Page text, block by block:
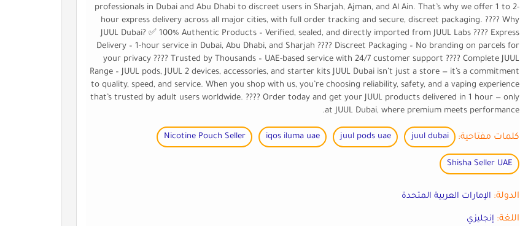
professionals in Dubai and Abu Dhabi to discreet users in Sharjah, Ajman, and Al Ain. That’s why we offer 1 to 2-
hour express delivery across all major cities, with full order tracking and secure, discreet packaging. ???? Why
JUUL Dubai? ✅ 100% Authentic Products – Verified, sealed, and directly imported from JUUL Labs ???? Express
Delivery – 1-hour service in Dubai, Abu Dhabi, and Sharjah ???? Discreet Packaging – No branding on parcels for
your privacy ????️ Trusted by Thousands – UAE-based service with 24/7 customer support ???? Complete JUUL
Range – JUUL pods, JUUL 2 devices, accessories, and starter kits JUUL Dubai isn’t just a store — it’s a commitment
to quality, speed, and service. When you shop with us, you’re choosing reliability, safety, and a vaping experience
that’s trusted by adult users worldwide. ???? Order today and get your JUUL products delivered in 1 hour — only
at JUUL Dubai, where premium meets performance.
كلمات مفتاحية: juul dubai
juul pods uae
iqos iluma uae
Nicotine Pouch Seller
Shisha Seller UAE
الدولة: الإمارات العربية المتحدة
اللغة: إنجليزي